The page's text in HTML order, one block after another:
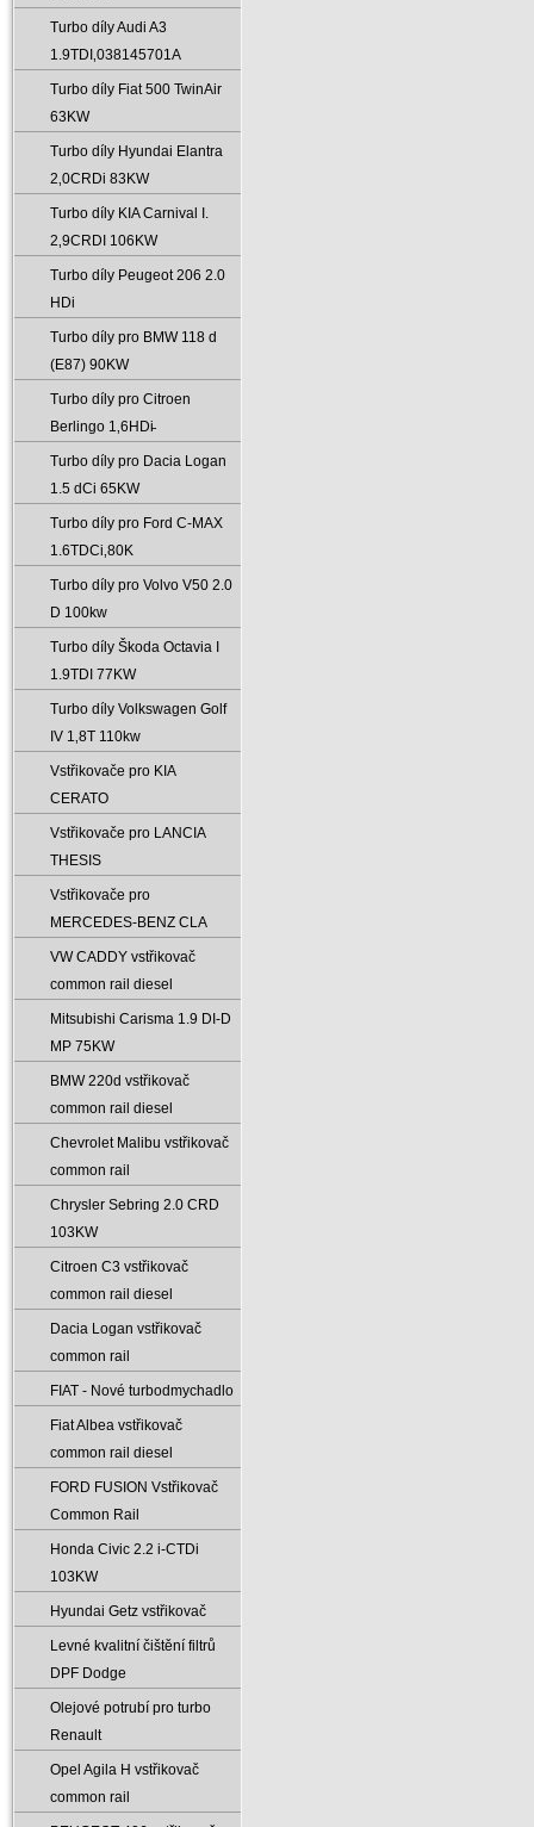
Turbo díly Audi A3
1.9TDI‚038145701A
Turbo díly Fiat 500 TwinAir
63KW
Turbo díly Hyundai Elantra
2‚0CRDi 83KW
Turbo díly KIA Carnival I.
2‚9CRDI 106KW
Turbo díly Peugeot 206 2.0
HDi
Turbo díly pro BMW 118 d
(E87) 90KW
Turbo díly pro Citroen
Berlingo 1‚6HDi̵
Turbo díly pro Dacia Logan
1.5 dCi 65KW
Turbo díly pro Ford C-MAX
1.6TDCi‚80K
Turbo díly pro Volvo V50 2.0
D 100kw
Turbo díly Škoda Octavia I
1.9TDI 77KW
Turbo díly Volkswagen Golf
IV 1‚8T 110kw
Vstřikovače pro KIA
CERATO
Vstřikovače pro LANCIA
THESIS
Vstřikovače pro
MERCEDES-BENZ CLA
VW CADDY vstřikovač
common rail diesel
Mitsubishi Carisma 1.9 DI-D
MP 75KW
BMW 220d vstřikovač
common rail diesel
Chevrolet Malibu vstřikovač
common rail
Chrysler Sebring 2.0 CRD
103KW
Citroen C3 vstřikovač
common rail diesel
Dacia Logan vstřikovač
common rail
FIAT - Nové turbodmychadlo
Fiat Albea vstřikovač
common rail diesel
FORD FUSION Vstřikovač
Common Rail
Honda Civic 2.2 i-CTDi
103KW
Hyundai Getz vstřikovač
Levné kvalitní čištění filtrů
DPF Dodge
Olejové potrubí pro turbo
Renault
Opel Agila H vstřikovač
common rail